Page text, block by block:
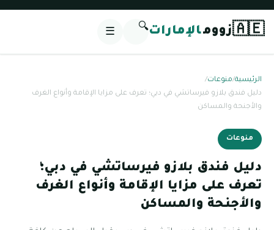
🇦🇪زوومالإمارات🔍
☰
الرئيسية/منوعات/
دليل فندق بلازو فيرساتشي في دبي؛ تعرف على مزايا الإقامة وأنواع الغرف
والأجنحة والمساكن
منوعات
دليل فندق بلازو فيرساتشي في دبي؛
تعرف على مزايا الإقامة وأنواع الغرف
والأجنحة والمساكن